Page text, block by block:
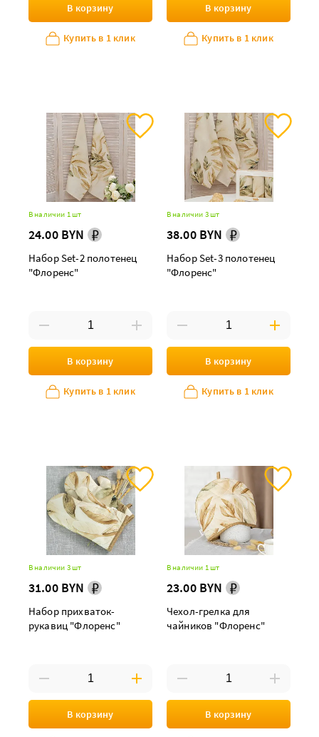
В корзину
Купить в 1 клик
В корзину
Купить в 1 клик
В наличии 1 шт
24.00 BYN
Набор Set-2 полотенец
"Флоренс"
В корзину
Купить в 1 клик
В наличии 3 шт
38.00 BYN
Набор Set-3 полотенец
"Флоренс"
В корзину
Купить в 1 клик
В наличии 3 шт
31.00 BYN
Набор прихваток-
рукавиц "Флоренс"
В корзину
В наличии 1 шт
23.00 BYN
Чехол-грелка для
чайников "Флоренс"
В корзину